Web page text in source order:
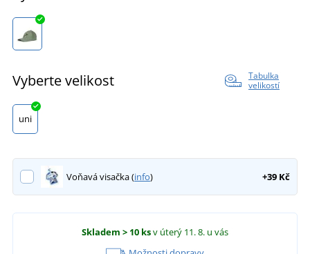
Vyberte velikost
Tabulka
velikostí
uni
Voňavá visačka (info) +39 Kč
Skladem > 10 ksv úterý 11. 8. u vás